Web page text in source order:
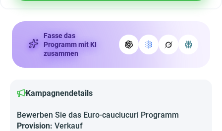
Fasse das
Programm mit KI
zusammen
Kampagnendetails
Bewerben Sie das Euro-cauciucuri Programm
Provision: Verkauf